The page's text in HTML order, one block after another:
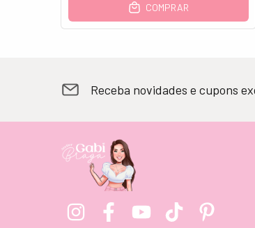
COMPRAR
Receba novidades e cupons